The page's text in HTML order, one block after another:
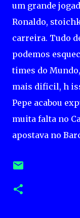
um grande
Ronaldo,
carreira. Tudo
podemos
times do
mais dificil, h
Pepe acabou
muita falta no
apostava no